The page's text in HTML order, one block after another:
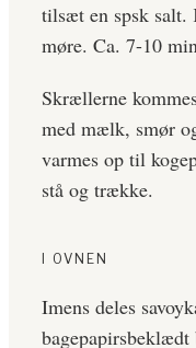
tilsæt en spsk salt.
møre. Ca. 7-10
Skrællerne
med mælk, smør
varmes op til
stå og trække.
I OVNEN
Imens deles
bagepapirsbeklædt